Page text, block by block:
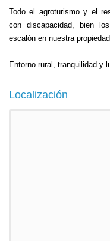
Todo el agroturismo y el
con discapacidad, bien
escalón en nuestra
Entorno rural, tranquilidad y
Localización